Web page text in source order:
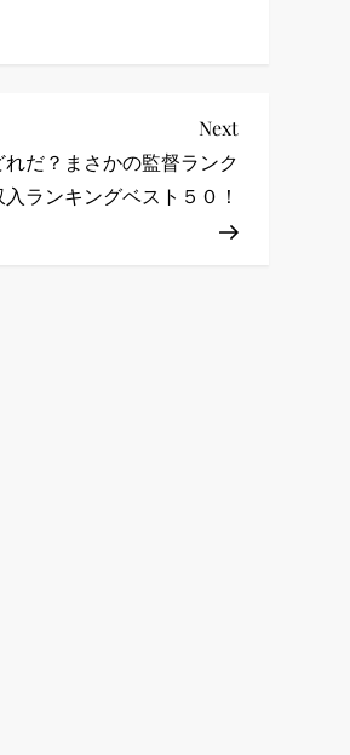
Next
Next
れだ？まさかの監督ランク
ランキングベスト５０！